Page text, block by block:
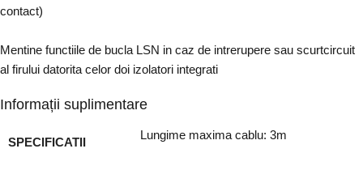
contact)
Mentine functiile de bucla LSN in caz de intrerupere sau scurtcircuit
al firului datorita celor doi izolatori integrati
Informații suplimentare
SPECIFICATII
Lungime maxima cablu: 3m